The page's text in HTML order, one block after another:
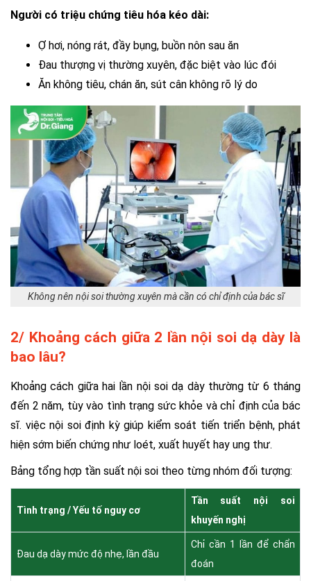
Người có triệu chứng tiêu hóa kéo dài:
Ợ hơi, nóng rát, đầy bụng, buồn nôn sau ăn
Đau thượng vị thường xuyên, đặc biệt vào lúc đói
Ăn không tiêu, chán ăn, sút cân không rõ lý do
Không nên nội soi thường xuyên mà cần có chỉ định của bác sĩ
2/ Khoảng cách giữa 2 lần nội soi dạ dày là
bao lâu?
Khoảng cách giữa hai lần nội soi dạ dày thường từ 6 tháng
đến 2 năm, tùy vào tình trạng sức khỏe và chỉ định của bác
sĩ. việc nội soi định kỳ giúp kiểm soát tiến triển bệnh, phát
hiện sớm biến chứng như loét, xuất huyết hay ung thư.
Bảng tổng hợp tần suất nội soi theo từng nhóm đối tượng:
Tình trạng / Yếu tố nguy cơ
Tần suất nội soi
khuyến nghị
Đau dạ dày mức độ nhẹ, lần đầu
Chỉ cần 1 lần để chẩn
đoán